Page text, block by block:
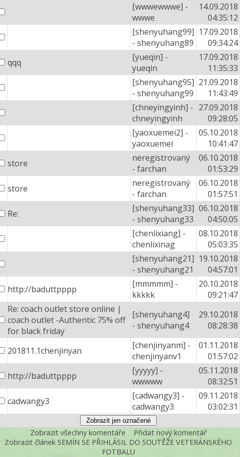
[wwwewwwe] -
wwwe
14.09.2018
04:35:12
[shenyuhang99]
- shenyuhang89
17.09.2018
09:34:24
qqq
[yueqin] -
yueqin
17.09.2018
11:35:33
[shenyuhang95]
- shenyuhang99
21.09.2018
11:43:49
[chneyingyinh] -
chneyingyinh
27.09.2018
09:28:05
[yaoxuemei2] -
yaoxuemei
05.10.2018
10:41:47
store
neregistrovaný
- farchan
06.10.2018
01:53:29
store
neregistrovaný
- farchan
06.10.2018
01:57:51
Re:
[shenyuhang33]
- shenyuhang33
06.10.2018
04:50:05
[chenlixiang] -
chenlixinag
08.10.2018
05:03:35
[shenyuhang21]
- shenyuhang21
19.10.2018
04:57:01
http://baduttpppp
[mmmmm] -
kkkkk
20.10.2018
09:21:47
Re: coach outlet store online |
coach outlet -Authentic 75% off
for black friday
[shenyuhang4]
- shenyuhang4
29.10.2018
08:28:38
201811.1chenjinyan
[chenjinyanm] -
chenjinyanv1
01.11.2018
01:57:02
http://baduttpppp
[yyyyy] -
wwwww
05.11.2018
08:32:51
cadwangy3
[cadwangy3] -
cadwangy3
09.11.2018
03:02:31
Zobrazit všechny komentáře
Přidat nový komentář
Zobrazit článek SEMÍN SE PŘIHLÁSIL DO SOUTĚŽE VETERÁNSKÉHO
FOTBALU